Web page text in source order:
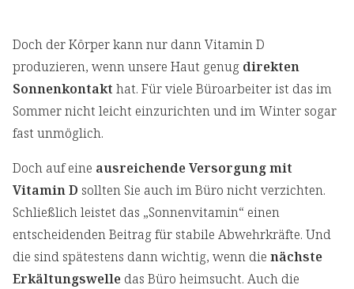
Doch der Körper kann nur dann Vitamin D
produzieren, wenn unsere Haut genug direkten
Sonnenkontakt hat. Für viele Büroarbeiter ist das im
Sommer nicht leicht einzurichten und im Winter sogar
fast unmöglich.
Doch auf eine ausreichende Versorgung mit
Vitamin D sollten Sie auch im Büro nicht verzichten.
Schließlich leistet das „Sonnenvitamin“ einen
entscheidenden Beitrag für stabile Abwehrkräfte. Und
die sind spätestens dann wichtig, wenn die nächste
Erkältungswelle das Büro heimsucht. Auch die